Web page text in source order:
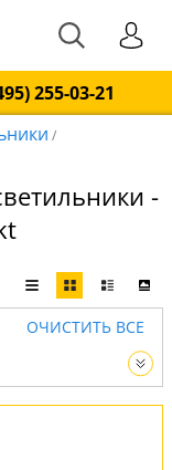
255-03-21
/
-
ОЧИСТИТЬ ВСЕ